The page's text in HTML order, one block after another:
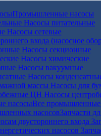
Промышленные насосы
Насосы питательные
Насосы сетевые
Насосы секционные
Насосы химические
Насосы вакуумные
Насосы
Насосы для
Насосы
Все промышленные
Запчасти